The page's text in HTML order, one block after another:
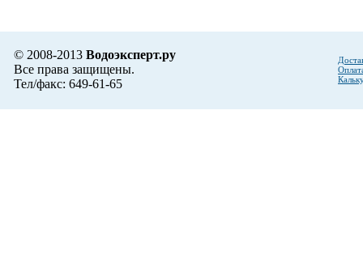
© 2008-2013 Водоэксперт.ру
Все права защищены.
Тел/факс: 649-61-65